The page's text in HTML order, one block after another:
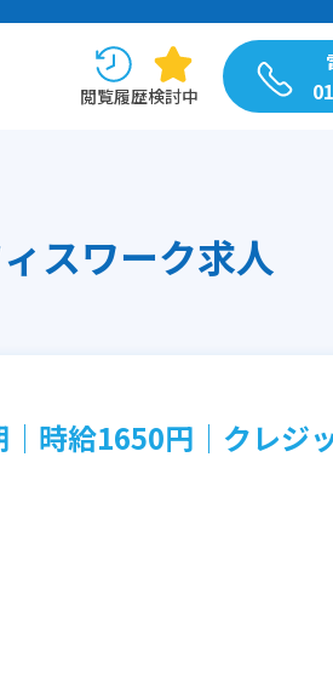
閲覧履歴検討中
スワーク求人
時給1650円│クレジ